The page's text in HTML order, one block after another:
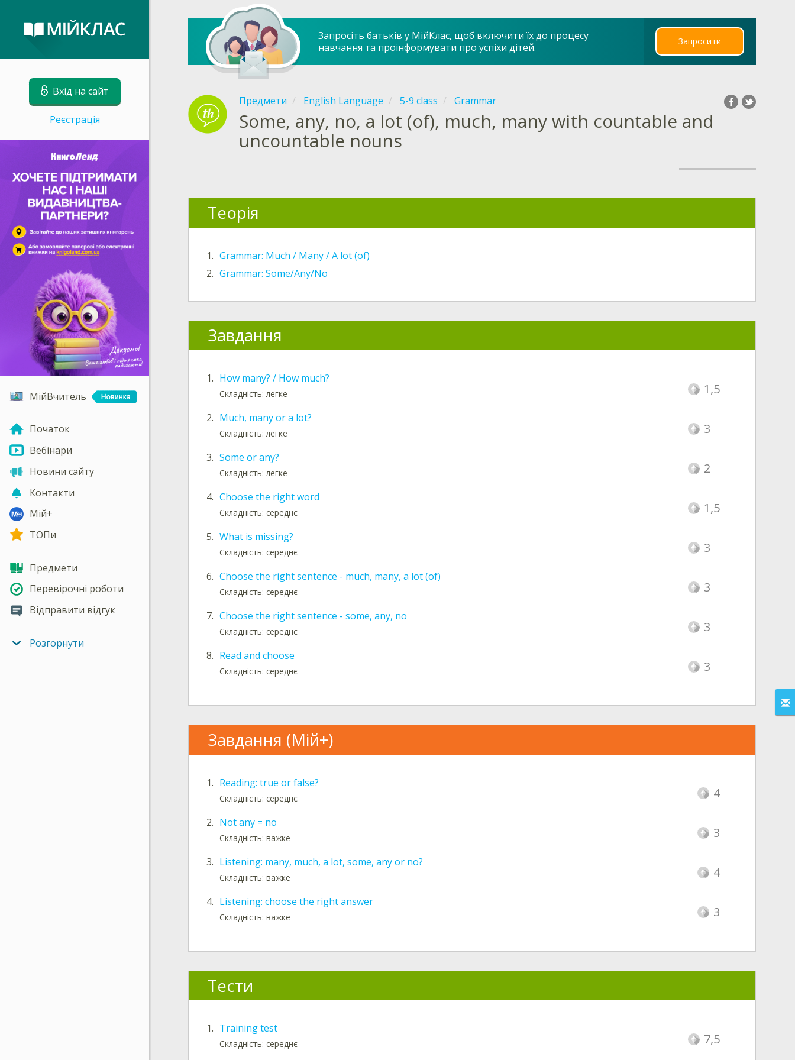
Вхід на сайт
Реєстрація
МійВчитель
Початок
Вебінари
Новини сайту
Контакти
Мій+
ТОПи
Предмети
Перевірочні роботи
Відправити відгук
Розгорнути
Запросіть батьків у МійКлас, щоб включити їх до процесу
навчання та проінформувати про успіхи дітей.
Запросити
Предмети English Language 5-9 class Grammar
Some, any, no, a lot (of), much, many with countable and
uncountable nouns
Теорія
1. Grammar: Much / Many / A lot (of)
2. Grammar: Some/Any/No
Завдання
1. How many? / How much?
Складність: легке 1,5
2. Much, many or a lot?
Складність: легке 3
3. Some or any?
Складність: легке 2
4. Choose the right word
Складність: середнє 1,5
5. What is missing?
Складність: середнє 3
6. Choose the right sentence - much, many, a lot (of)
Складність: середнє 3
7. Choose the right sentence - some, any, no
Складність: середнє 3
8. Read and choose
Складність: середнє 3
Завдання (Мій+)
1. Reading: true or false?
Складність: середнє 4
2. Not any = no
Складність: важке 3
3. Listening: many, much, a lot, some, any or no?
Складність: важке 4
4. Listening: choose the right answer
Складність: важке 3
Тести
1. Training test
Складність: середнє 7,5